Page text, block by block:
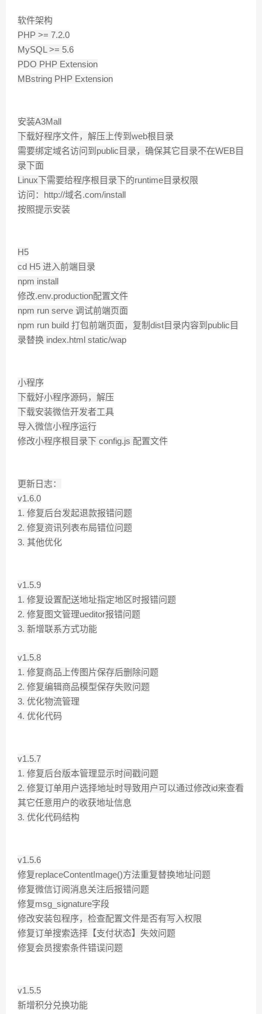
软件架构
PHP >= 7.2.0
MySQL >= 5.6
PDO PHP Extension
MBstring PHP Extension
安装A3Mall
下载好程序文件，解压上传到web根目录
需要绑定域名访问到public目录，确保其它目录不在WEB目
录下面
Linux下需要给程序根目录下的runtime目录权限
访问：http://域名.com/install
按照提示安装
H5
cd H5 进入前端目录
npm install
修改.env.production配置文件
npm run serve 调试前端页面
npm run build 打包前端页面，复制dist目录内容到public目
录替换 index.html static/wap
小程序
下载好小程序源码，解压
下载安装微信开发者工具
导入微信小程序运行
修改小程序根目录下 config.js 配置文件
更新日志：
v1.6.0
1. 修复后台发起退款报错问题
2. 修复资讯列表布局错位问题
3. 其他优化
v1.5.9
1. 修复设置配送地址指定地区时报错问题
2. 修复图文管理ueditor报错问题
3. 新增联系方式功能
v1.5.8
1. 修复商品上传图片保存后删除问题
2. 修复编辑商品模型保存失败问题
3. 优化物流管理
4. 优化代码
v1.5.7
1. 修复后台版本管理显示时间戳问题
2. 修复订单用户选择地址时导致用户可以通过修改id来查看
其它任意用户的收获地址信息
3. 优化代码结构
v1.5.6
修复replaceContentImage()方法重复替换地址问题
修复微信订阅消息关注后报错问题
修复msg_signature字段
修改安装包程序，检查配置文件是否有写入权限
修复订单搜索选择【支付状态】失效问题
修复会员搜索条件错误问题
v1.5.5
新增积分兑换功能